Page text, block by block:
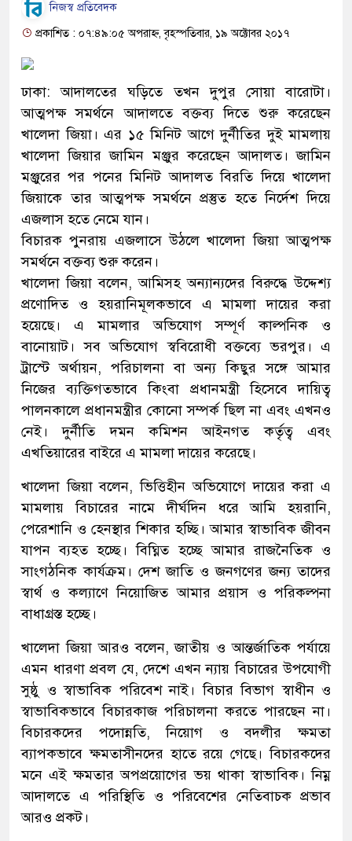
নিজস্ব প্রতিবেদক
প্রকাশিত : ০৭:৪৯:০৫ অপরাহ্ন, বৃহস্পতিবার, ১৯ অক্টোবর ২০১৭
ঢাকা: আদালতের ঘড়িতে তখন দুপুর সোয়া বারোটা।
আত্মপক্ষ সমর্থনে আদালতে বক্তব্য দিতে শুরু করেছেন
খালেদা জিয়া। এর ১৫ মিনিট আগে দুর্নীতির দুই মামলায়
খালেদা জিয়ার জামিন মঞ্জুর করেছেন আদালত। জামিন
মঞ্জুরের পর পনের মিনিট আদালত বিরতি দিয়ে খালেদা
জিয়াকে তার আত্মপক্ষ সমর্থনে প্রস্তুত হতে নির্দেশ দিয়ে
এজলাস হতে নেমে যান।
বিচারক পুনরায় এজলাসে উঠলে খালেদা জিয়া আত্মপক্ষ
সমর্থনে বক্তব্য শুরু করেন।
খালেদা জিয়া বলেন, আমিসহ অন্যান্যদের বিরুদ্ধে উদ্দেশ্য
প্রণোদিত ও হয়রানিমূলকভাবে এ মামলা দায়ের করা
হয়েছে। এ মামলার অভিযোগ সম্পূর্ণ কাল্পনিক ও
বানোয়াট। সব অভিযোগ স্ববিরোধী বক্তব্যে ভরপুর। এ
ট্রাস্টে অর্থায়ন, পরিচালনা বা অন্য কিছুর সঙ্গে আমার
নিজের ব্যক্তিগতভাবে কিংবা প্রধানমন্ত্রী হিসেবে দায়িত্ব
পালনকালে প্রধানমন্ত্রীর কোনো সম্পর্ক ছিল না এবং এখনও
নেই। দুর্নীতি দমন কমিশন আইনগত কর্তৃত্ব এবং
এখতিয়ারের বাইরে এ মামলা দায়ের করেছে।
খালেদা জিয়া বলেন, ভিত্তিহীন অভিযোগে দায়ের করা এ
মামলায় বিচারের নামে দীর্ঘদিন ধরে আমি হয়রানি,
পেরেশানি ও হেনস্থার শিকার হচ্ছি। আমার স্বাভাবিক জীবন
যাপন ব্যহত হচ্ছে। বিঘ্নিত হচ্ছে আমার রাজনৈতিক ও
সাংগঠনিক কার্যক্রম। দেশ জাতি ও জনগণের জন্য তাদের
স্বার্থ ও কল্যাণে নিয়োজিত আমার প্রয়াস ও পরিকল্পনা
বাধাগ্রস্ত হচ্ছে।
খালেদা জিয়া আরও বলেন, জাতীয় ও আন্তর্জাতিক পর্যায়ে
এমন ধারণা প্রবল যে, দেশে এখন ন্যায় বিচারের উপযোগী
সুষ্ঠু ও স্বাভাবিক পরিবেশ নাই। বিচার বিভাগ স্বাধীন ও
স্বাভাবিকভাবে বিচারকাজ পরিচালনা করতে পারছেন না।
বিচারকদের পদোন্নতি, নিয়োগ ও বদলীর ক্ষমতা
ব্যাপকভাবে ক্ষমতাসীনদের হাতে রয়ে গেছে। বিচারকদের
মনে এই ক্ষমতার অপপ্রয়োগের ভয় থাকা স্বাভাবিক। নিম্ন
আদালতে এ পরিস্থিতি ও পরিবেশের নেতিবাচক প্রভাব
আরও প্রকট।